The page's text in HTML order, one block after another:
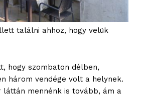
találni ahhoz, hogy velük
hogy szombaton délben,
három vendége volt a helynek.
láttán mennénk is tovább, ám a